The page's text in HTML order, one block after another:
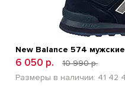
New Balance 574
6 050 р.
10 990 р.
Размеры в наличии: 41 42